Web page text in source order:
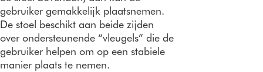
gebruiker gemakkelijk plaatsnemen.
De stoel beschikt aan beide zijden
over ondersteunende “vleugels” die de
gebruiker helpen om op een stabiele
manier plaats te nemen.